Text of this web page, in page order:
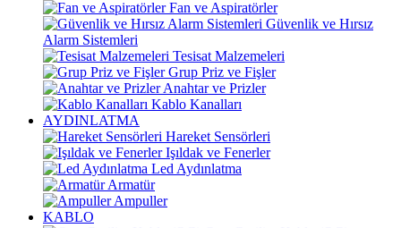
Fan ve Aspiratörler
Güvenlik ve Hırsız
Alarm Sistemleri
Tesisat Malzemeleri
Grup Priz ve Fişler
Anahtar ve Prizler
Kablo Kanalları
AYDINLATMA
Hareket Sensörleri
Işıldak ve Fenerler
Led Aydınlatma
Armatür
Ampuller
KABLO